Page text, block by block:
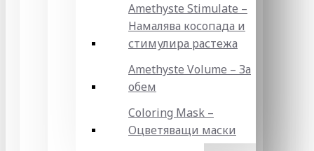
Amethyste Stimulate –
Намалява косопада и
стимулира растежа
Amethyste Volume – За
обем
Coloring Mask –
Оцветяващи маски